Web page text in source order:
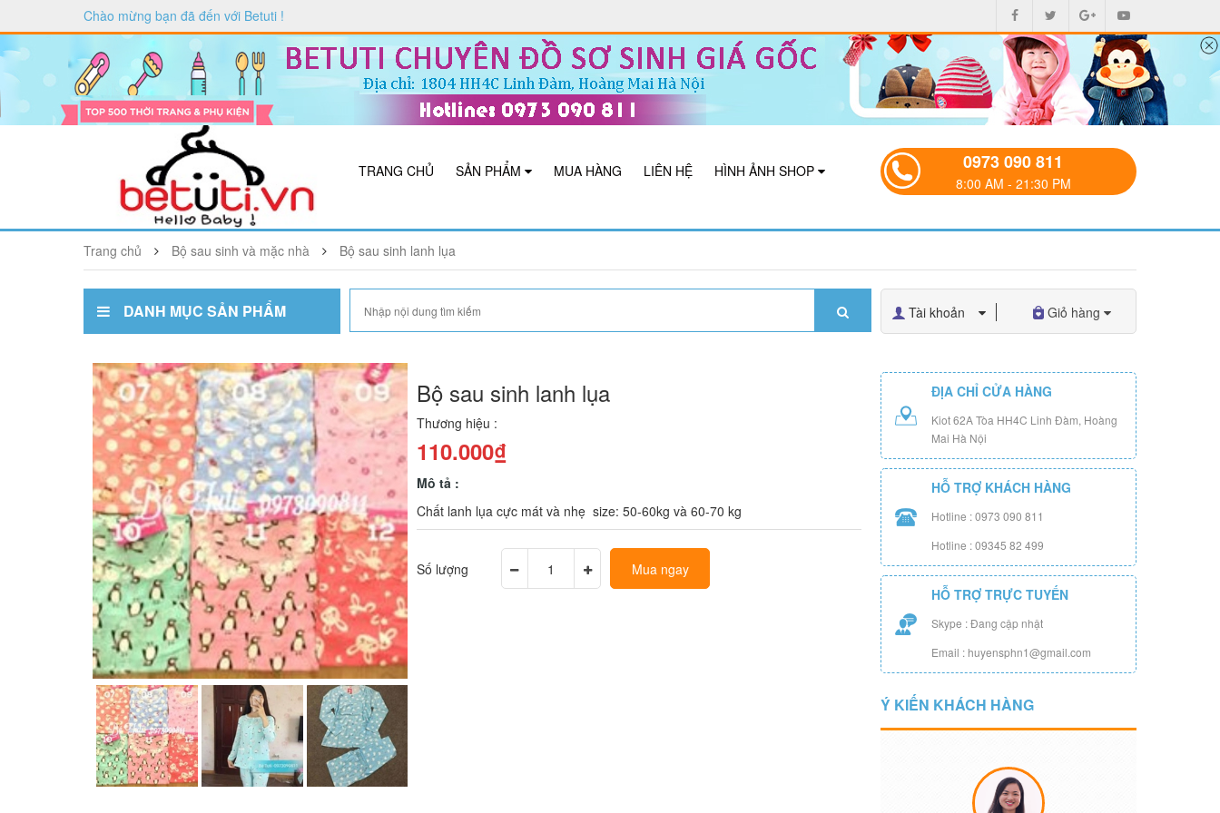
Chào mừng bạn đã đến với Betuti !
TRANG CHỦ SẢN PHẨM MUA HÀNG LIÊN HỆ HÌNH ẢNH SHOP 0973 090 811
8:00 AM - 21:30 PM
Trang chủ Bộ sau sinh và mặc nhà Bộ sau sinh lanh lụa
DANH MỤC SẢN PHẨM Tài khoản Giỏ hàng
Bộ sau sinh lanh lụa
Thương hiệu :
110.000₫
Mô tả :
Chất lanh lụa cực mát và nhẹ size: 50-60kg và 60-70 kg
Số lượng Mua ngay
ĐỊA CHỈ CỬA HÀNG
Kiot 62A Tòa HH4C Linh Đàm, Hoàng
Mai Hà Nội
HỖ TRỢ KHÁCH HÀNG
Hotline : 0973 090 811
Hotline : 09345 82 499
HỖ TRỢ TRỰC TUYẾN
Skype : Đang cập nhật
Email : huyensphn1@gmail.com
Ý KIẾN KHÁCH HÀNG